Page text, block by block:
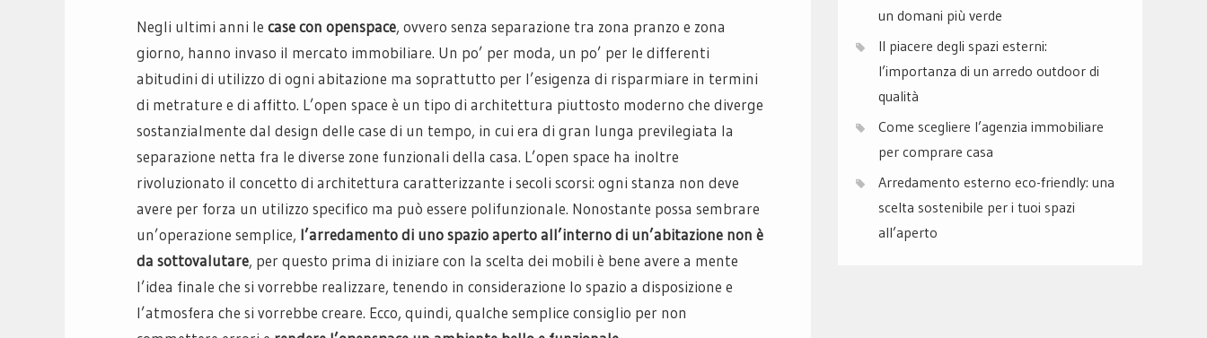
Negli ultimi anni le case con openspace, ovvero senza separazione tra zona pranzo e zona
giorno, hanno invaso il mercato immobiliare. Un po’ per moda, un po’ per le differenti
abitudini di utilizzo di ogni abitazione ma soprattutto per l’esigenza di risparmiare in termini
di metrature e di affitto. L’open space è un tipo di architettura piuttosto moderno che diverge
sostanzialmente dal design delle case di un tempo, in cui era di gran lunga previlegiata la
separazione netta fra le diverse zone funzionali della casa. L’open space ha inoltre
rivoluzionato il concetto di architettura caratterizzante i secoli scorsi: ogni stanza non deve
avere per forza un utilizzo specifico ma può essere polifunzionale. Nonostante possa sembrare
un’operazione semplice, l’arredamento di uno spazio aperto all’interno di un’abitazione non è
da sottovalutare, per questo prima di iniziare con la scelta dei mobili è bene avere a mente
l’idea finale che si vorrebbe realizzare, tenendo in considerazione lo spazio a disposizione e
l’atmosfera che si vorrebbe creare. Ecco, quindi, qualche semplice consiglio per non
un domani più verde
Il piacere degli spazi esterni:
l’importanza di un arredo outdoor di
qualità
Come scegliere l’agenzia immobiliare
per comprare casa
Arredamento esterno eco-friendly: una
scelta sostenibile per i tuoi spazi
all’aperto